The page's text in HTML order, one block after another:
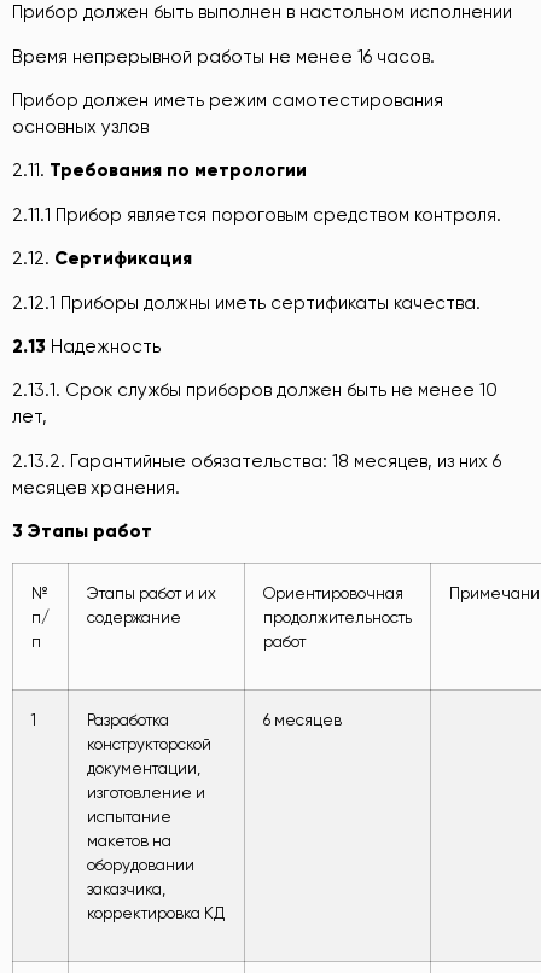
Прибор должен быть выполнен в настольном исполнении
Время непрерывной работы не менее 16 часов.
Прибор должен иметь режим самотестирования
основных узлов
2.11. Требования по метрологии
2.11.1 Прибор является пороговым средством контроля.
2.12. Сертификация
2.12.1 Приборы должны иметь сертификаты качества.
2.13 Надежность
2.13.1. Срок службы приборов должен быть не менее 10
лет,
2.13.2. Гарантийные обязательства: 18 месяцев, из них 6
месяцев хранения.
3 Этапы работ
№
п/
п
Этапы работ и их
содержание
Ориентировочная
продолжительность
работ
1
Разработка
конструкторской
документации,
изготовление и
испытание
макетов на
оборудовании
заказчика,
корректировка КД
6 месяцев